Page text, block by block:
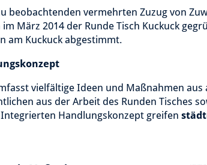
beobachtenden vermehrten Zuzug von
März 2014 der Runde Tisch Kuckuck
am Kuckuck abgestimmt.
vielfältige Ideen und Maßnahmen
aus der Arbeit des Runden Tisches
Handlungskonzept greifen